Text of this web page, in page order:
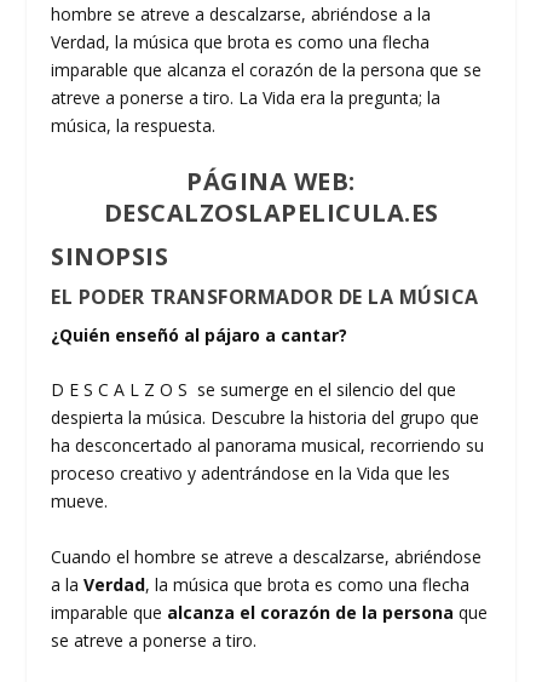
hombre se atreve a descalzarse, abriéndose a la
Verdad, la música que brota es como una flecha
imparable que alcanza el corazón de la persona que se
atreve a ponerse a tiro. La Vida era la pregunta; la
música, la respuesta.
PÁGINA WEB:
DESCALZOSLAPELICULA.ES
SINOPSIS
EL PODER TRANSFORMADOR DE LA MÚSICA
¿Quién enseñó al pájaro a cantar?
D E S C A L Z O S se sumerge en el silencio del que
despierta la música. Descubre la historia del grupo que
ha desconcertado al panorama musical, recorriendo su
proceso creativo y adentrándose en la Vida que les
mueve.
Cuando el hombre se atreve a descalzarse, abriéndose
a laVerdad, la música que brota es como una flecha
imparable que alcanza el corazón de la persona que
se atreve a ponerse a tiro.